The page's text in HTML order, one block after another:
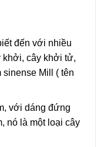
đến với nhiều
khởi, cây khởi tử,
sinense Mill ( tên
với dáng đứng
nó là một loại cây